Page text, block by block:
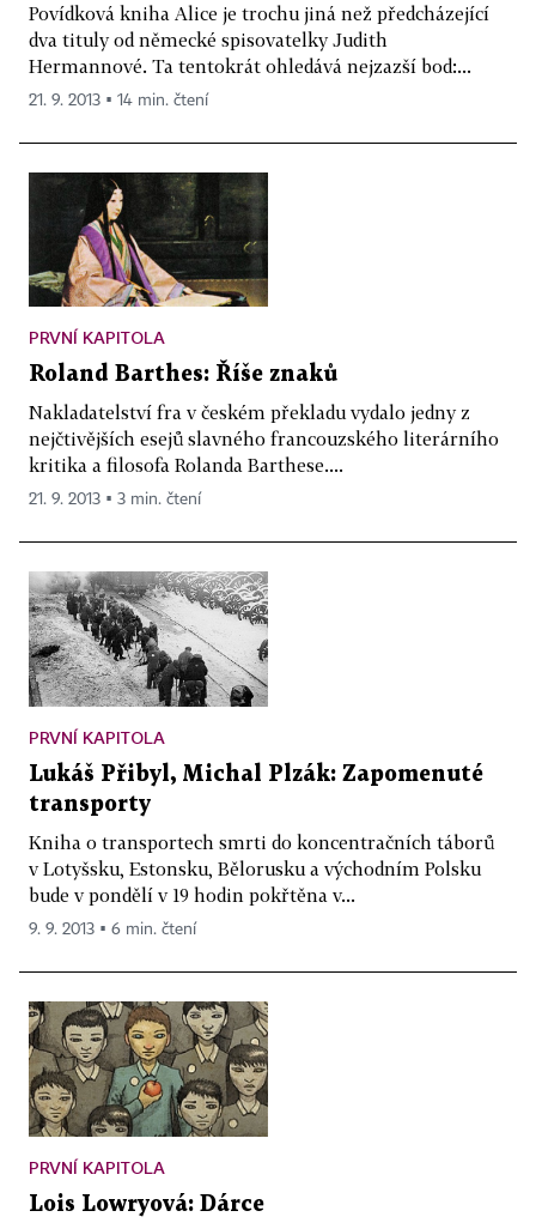
Povídková kniha Alice je trochu jiná než předcházející
dva tituly od německé spisovatelky Judith
Hermannové. Ta tentokrát ohledává nejzazší bod:...
21. 9. 2013 ▪ 14 min. čtení
PRVNÍ KAPITOLA
Roland Barthes: Říše znaků
Nakladatelství fra v českém překladu vydalo jedny z
nejčtivějších esejů slavného francouzského literárního
kritika a filosofa Rolanda Barthese....
21. 9. 2013 ▪ 3 min. čtení
PRVNÍ KAPITOLA
Lukáš Přibyl, Michal Plzák: Zapomenuté
transporty
Kniha o transportech smrti do koncentračních táborů
v Lotyšsku, Estonsku, Bělorusku a východním Polsku
bude v pondělí v 19 hodin pokřtěna v...
9. 9. 2013 ▪ 6 min. čtení
PRVNÍ KAPITOLA
Lois Lowryová: Dárce